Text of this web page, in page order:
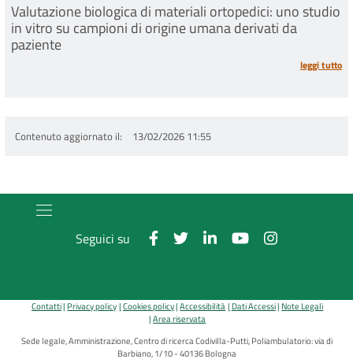
Valutazione biologica di materiali ortopedici: uno studio
in vitro su campioni di origine umana derivati da
paziente
leggi tutto
Contenuto aggiornato il 13/02/2026 11:55
Seguici su
Contatti Privacy policy Cookies policy Accessibilità Dati Accessi Note Legali
Area riservata
Sede legale, Amministrazione, Centro di ricerca Codivilla-Putti, Poliambulatorio: via di
Barbiano, 1/10 - 40136 Bologna